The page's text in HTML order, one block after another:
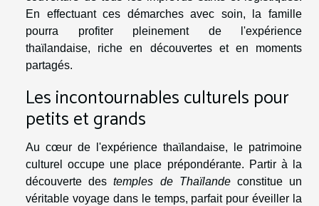
En effectuant ces démarches avec soin, la famille
pourra profiter pleinement de l'expérience
thaïlandaise, riche en découvertes et en moments
partagés.
Les incontournables culturels pour
petits et grands
Au cœur de l'expérience thaïlandaise, le patrimoine
culturel occupe une place prépondérante. Partir à la
découverte destemples de Thaïlandeconstitue un
véritable voyage dans le temps, parfait pour éveiller la